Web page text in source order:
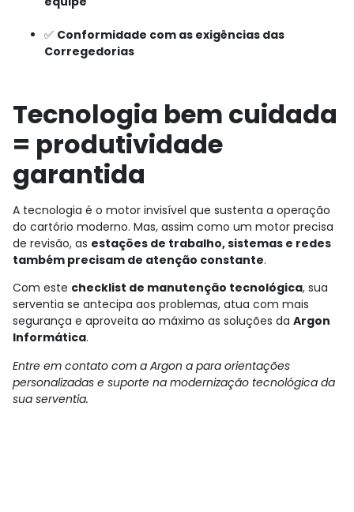
✅ Conformidade com as exigências das
Corregedorias
Tecnologia bem cuidada
= produtividade
garantida
A tecnologia é o motor invisível que sustenta a operação
do cartório moderno. Mas, assim como um motor precisa
de revisão, as estações de trabalho, sistemas e redes
também precisam de atenção constante.
Com este checklist de manutenção tecnológica, sua
serventia se antecipa aos problemas, atua com mais
segurança e aproveita ao máximo as soluções da Argon
Informática.
Entre em contato com a Argon a para orientações
personalizadas e suporte na modernização tecnológica da
sua serventia.